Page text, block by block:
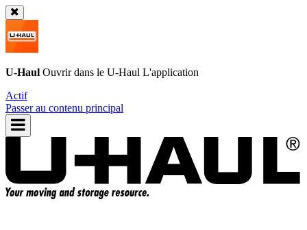
U-Haul Ouvrir dans le U-Haul L'application
Actif
Passer au contenu principal